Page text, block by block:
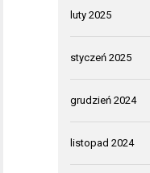
luty 2025
styczeń 2025
grudzień 2024
listopad 2024